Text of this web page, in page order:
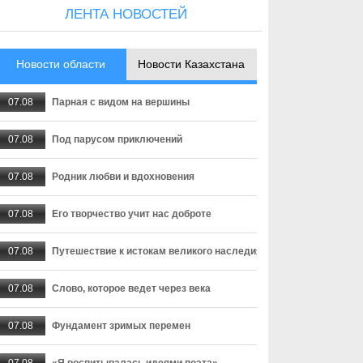
ЛЕНТА НОВОСТЕЙ
Новости области Новости Казахстана
07.08 Парная с видом на вершины
07.08 Под парусом приключений
07.08 Родник любви и вдохновения
07.08 Его творчество учит нас доброте
07.08 Путешествие к истокам великого наследия
07.08 Слово, которое ведет через века
07.08 Фундамент зримых перемен